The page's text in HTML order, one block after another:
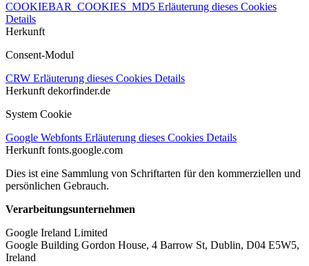
COOKIEBAR_COOKIES_MD5 Erläuterung dieses Cookies
Details
Herkunft
Consent-Modul
CRW Erläuterung dieses Cookies Details
Herkunft dekorfinder.de
System Cookie
Google Webfonts Erläuterung dieses Cookies Details
Herkunft fonts.google.com
Dies ist eine Sammlung von Schriftarten für den kommerziellen und
persönlichen Gebrauch.
Verarbeitungsunternehmen
Google Ireland Limited
Google Building Gordon House, 4 Barrow St, Dublin, D04 E5W5,
Ireland